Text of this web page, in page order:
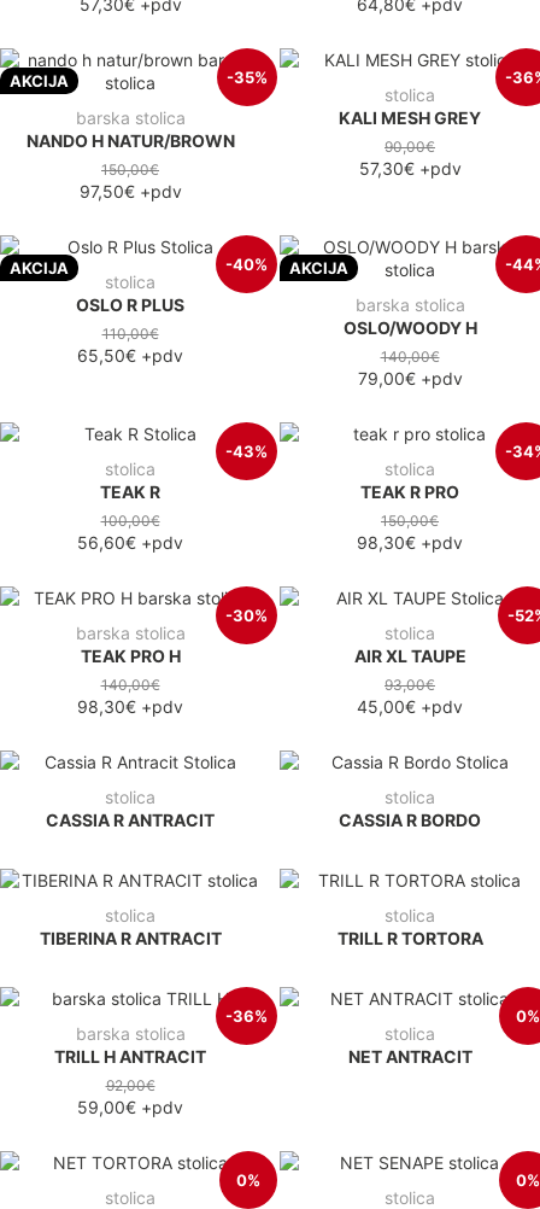
57,30€+pdv 64,80€ +pdv
AKCIJA -35%
barska stolica
NANDO H NATUR/BROWN
150,00€
97,50€+pdv
-
stolica
KALI MESH GREY
90,00€
57,30€+pdv
AKCIJA -40%
stolica
OSLO R PLUS
110,00€
65,50€ +pdv
AKCIJA -
barska stolica
OSLO/WOODY H
140,00€
79,00€+pdv
-43%
stolica
TEAK R
100,00€
56,60€ +pdv
-
stolica
TEAK R PRO
150,00€
98,30€ +pdv
-30%
barska stolica
TEAK PRO H
140,00€
98,30€ +pdv
-
stolica
AIR XL TAUPE
93,00€
45,00€ +pdv
stolica
CASSIA R ANTRACIT
stolica
CASSIA R BORDO
stolica
TIBERINA R ANTRACIT
stolica
TRILL R TORTORA
-36%
barska stolica
TRILL H ANTRACIT
92,00€
59,00€ +pdv
0%
stolica
NET ANTRACIT
0%
stolica
0%
stolica